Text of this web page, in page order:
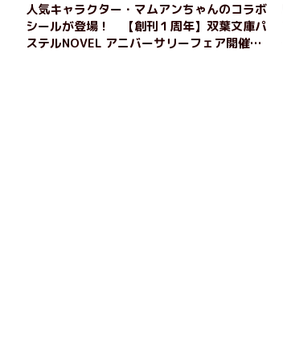
人気キャラクター・マムアンちゃんのコラボ
シールが登場！ 【創刊１周年】双葉文庫パ
ステルNOVEL アニバーサリーフェア開催